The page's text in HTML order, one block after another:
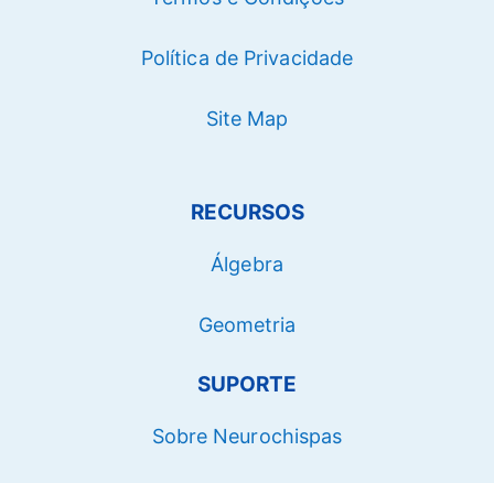
Política de Privacidade
Site Map
RECURSOS
Álgebra
Geometria
SUPORTE
Sobre Neurochispas